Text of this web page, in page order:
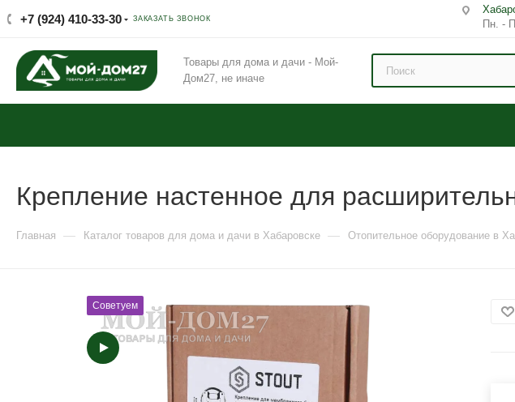
+7 (924) 410-33-30 ЗАКАЗАТЬ ЗВОНОК
Пн. -
Товары для дома и дачи - Мой-
Дом27, не иначе
Крепление настенное для
Главная — Каталог товаров для дома и дачи в Хабаровске — Отопительное оборудование в
Советуем